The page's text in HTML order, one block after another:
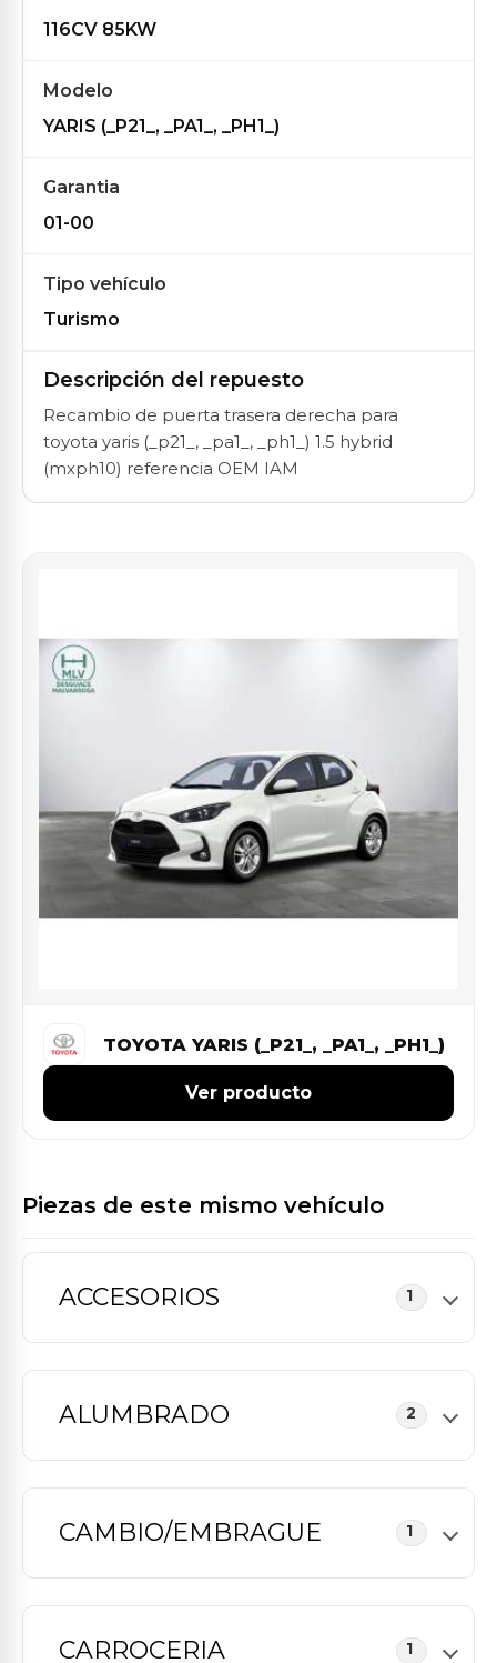
116CV 85KW
Modelo
YARIS (_P21_, _PA1_, _PH1_)
Garantia
01-00
Tipo vehículo
Turismo
Descripción del repuesto
Recambio de puerta trasera derecha para
toyota yaris (_p21_, _pa1_, _ph1_) 1.5 hybrid
(mxph10) referencia OEM IAM
TOYOTA YARIS (_P21_, _PA1_, _PH1_)
Ver producto
Piezas de este mismo vehículo
ACCESORIOS 1
ALUMBRADO 2
CAMBIO/EMBRAGUE 1
CARROCERIA 1